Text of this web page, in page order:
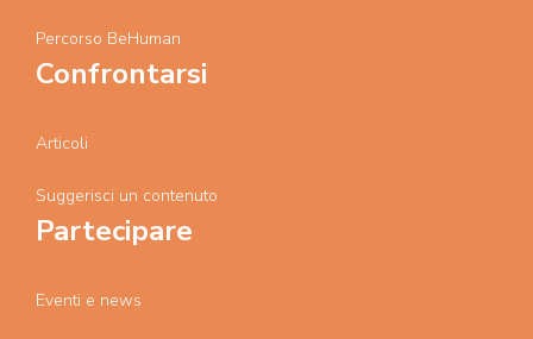
Percorso BeHuman
Confrontarsi
Articoli
Suggerisci un contenuto
Partecipare
Eventi e news